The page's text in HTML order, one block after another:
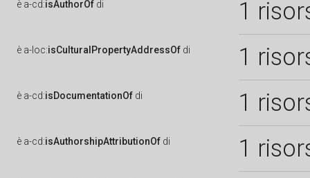
è a-cd:isAuthorOf di 1
è a-loc:isCulturalPropertyAddressOf di 1
è a-cd:isDocumentationOf di 1
è a-cd:isAuthorshipAttributionOf di 1